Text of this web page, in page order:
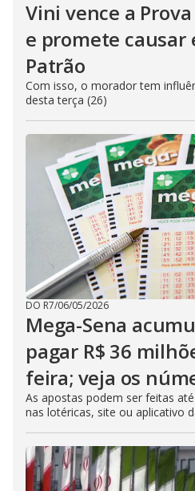
Vini vence a
e promete causar
Patrão
Com isso, o morador tem
desta terça (26)
DO R7/06/05/2026
Mega-Sena
pagar R$ 36
feira; veja os
As apostas podem ser feitas
nas lotéricas, site ou aplicativo